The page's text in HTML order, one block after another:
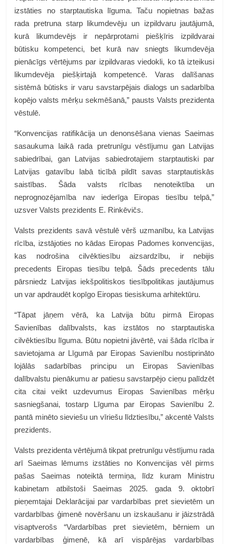
izstāties no starptautiska līguma. Taču nopietnas bažas
rada pretruna starp likumdevēju un izpildvaru jautājumā,
kurā likumdevējs ir nepārprotami piešķīris izpildvarai
būtisku kompetenci, bet kurā nav sniegts likumdevēja
pienācīgs vērtējums par izpildvaras viedokli, ko tā izteikusi
likumdevēja piešķirtajā kompetencē. Varas dalīšanas
sistēmā būtisks ir varu savstarpējais dialogs un sadarbība
kopējo valsts mērķu sekmēšanā,” pausts Valsts prezidenta
vēstulē.
“Konvencijas ratifikācija un denonsēšana vienas Saeimas
sasaukuma laikā rada pretrunīgu vēstījumu gan Latvijas
sabiedrībai, gan Latvijas sabiedrotajiem starptautiski par
Latvijas gatavību labā ticībā pildīt savas starptautiskās
saistības. Šāda valsts rīcības nenoteiktība un
neprognozējamība nav iederīga Eiropas tiesību telpā,”
uzsver Valsts prezidents E. Rinkēvičs.
Valsts prezidents savā vēstulē vērš uzmanību, ka Latvijas
rīcība, izstājoties no kādas Eiropas Padomes konvencijas,
kas nodrošina cilvēktiesību aizsardzību, ir nebijis
precedents Eiropas tiesību telpā. Šāds precedents tālu
pārsniedz Latvijas iekšpolitiskos tiesībpolitikas jautājumus
un var apdraudēt kopīgo Eiropas tiesiskuma arhitektūru.
“Tāpat jāņem vērā, ka Latvija būtu pirmā Eiropas
Savienības dalībvalsts, kas izstātos no starptautiska
cilvēktiesību līguma. Būtu nopietni jāvērtē, vai šāda rīcība ir
savietojama ar Līgumā par Eiropas Savienību nostiprināto
lojālās sadarbības principu un Eiropas Savienības
dalībvalstu pienākumu ar patiesu savstarpējo cieņu palīdzēt
cita citai veikt uzdevumus Eiropas Savienības mērķu
sasniegšanai, tostarp Līguma par Eiropas Savienību 2.
pantā minēto sieviešu un vīriešu līdztiesību,” akcentē Valsts
prezidents.
Valsts prezidenta vērtējumā tikpat pretrunīgu vēstījumu rada
arī Saeimas lēmums izstāties no Konvencijas vēl pirms
pašas Saeimas noteiktā termiņa, līdz kuram Ministru
kabinetam atbilstoši Saeimas 2025. gada 9. oktobrī
pieņemtajai Deklarācijai par vardarbības pret sievietēm un
vardarbības ģimenē novēršanu un izskaušanu ir jāizstrādā
visaptverošs “Vardarbības pret sievietēm, bērniem un
vardarbības ģimenē, kā arī vispārējas vardarbības